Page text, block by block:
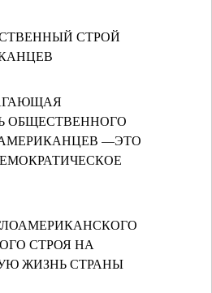
СТРОЙ
ОБЩЕСТВЕННОГО
—ЭТО
СТРОЯ НА
ЖИЗНЬ СТРАНЫ